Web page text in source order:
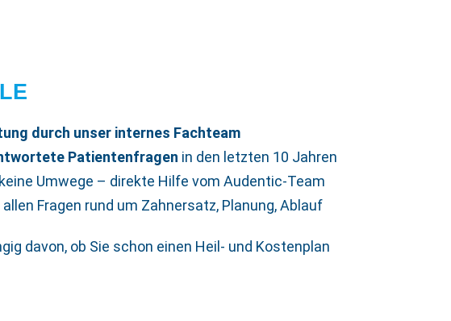
durch unser internes Fachteam
Patientenfragen in den letzten 10 Jahren
Umwege – direkte Hilfe vom Audentic-Team
Fragen rund um Zahnersatz, Planung, Ablauf
davon, ob Sie schon einen Heil- und Kostenplan